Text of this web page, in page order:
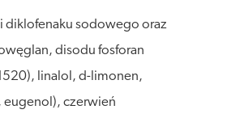
diklofenaku sodowego oraz
disodu fosforan
linalol, d-limonen,
czerwień